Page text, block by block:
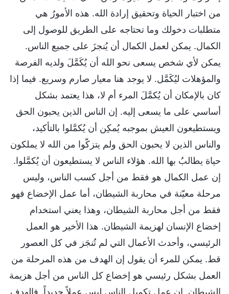
من اختبار الحياة وتحقيق إرادة الله. هذه الأمورُ هي
متطلبات دخولك وما تحتاجه على الطريق للوصول إلى
الكمال. يمكن لعمل الكمال أن يُنجزَ على جميع الناس.
يمكن لأي شخص يسعى نحو الله أن يُكَمَّلَ ولديه الفرصة
والمؤهلات ليُكَمَّل. لا يوجد هنا معيار صارم وسريع. فيما إذا
كان بالإمكان أن يُكمَّلَ المرء أم لا، هذا يعتمد بشكل
أساسي على ما يسعى إليه. إن الناس الذين يحبون الحق
ويستطيعون العيش بموجبه يُمكِن أن يُكمَّلوا بالتأكيد،
والناس الذين لا يحبون الحق ولم يتزكّوا من الله لا يملكون
حياة يطالبُ بها الله. هؤلاء الناس لا يستطيعون أن يُكمَّلوا.
إن عمل الكمال هو فقط من أجل كسب الناس، وليس
مرحلة معيّنة في محاربة الشيطان، أما عمل الإخضاع فهو
فقط من أجل محاربة الشيطان، وهذا يعني استخدام
إخضاع الإنسان لهزيمة الشيطان. هذا الأخير هو العمل
الرئيسي، وأحدث الأعمال التي لم تُنجَز في كل العصور
قط. يمكن للمرء أن يقول إن الهدف من هذه المرحلة من
العمل بشكل رئيسي هو إخضاع كل الناس من أجل هزيمة
الشيطان. إن عمل تكميل الناس ليس عملاً جديداً. فالهدف